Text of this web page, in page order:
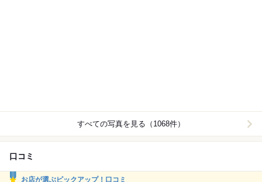
すべての写真を見る（1068件）
口コミ
お店が選ぶピックアップ！口コミ